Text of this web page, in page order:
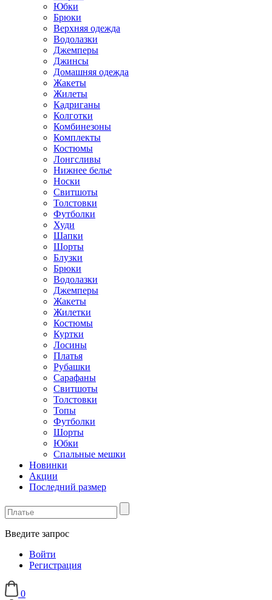
Юбки
Брюки
Верхняя одежда
Водолазки
Джемперы
Джинсы
Домашняя одежда
Жакеты
Жилеты
Кадриганы
Колготки
Комбинезоны
Комплекты
Костюмы
Лонгсливы
Нижнее белье
Носки
Свитшоты
Толстовки
Футболки
Худи
Шапки
Шорты
Блузки
Брюки
Водолазки
Джемперы
Жакеты
Жилетки
Костюмы
Куртки
Лосины
Платья
Рубашки
Сарафаны
Свитшоты
Толстовки
Топы
Футболки
Шорты
Юбки
Спальные мешки
Новинки
Акции
Последний размер
Введите запрос
Войти
Регистрация
0